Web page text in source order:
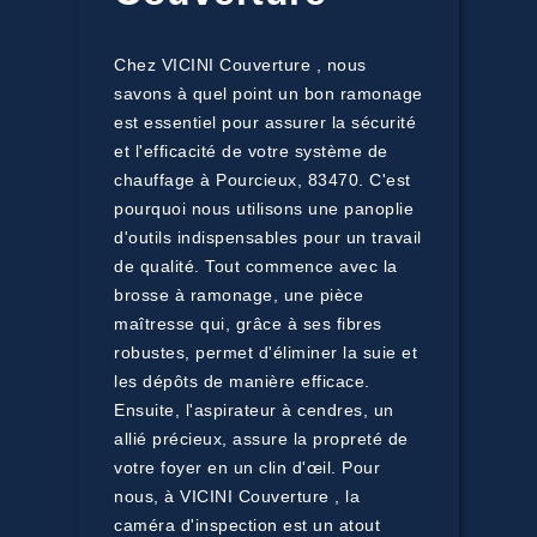
Chez VICINI Couverture , nous
savons à quel point un bon ramonage
est essentiel pour assurer la sécurité
et l'efficacité de votre système de
chauffage à Pourcieux, 83470. C'est
pourquoi nous utilisons une panoplie
d'outils indispensables pour un travail
de qualité. Tout commence avec la
brosse à ramonage, une pièce
maîtresse qui, grâce à ses fibres
robustes, permet d'éliminer la suie et
les dépôts de manière efficace.
Ensuite, l'aspirateur à cendres, un
allié précieux, assure la propreté de
votre foyer en un clin d'œil. Pour
nous, à VICINI Couverture , la
caméra d'inspection est un atout